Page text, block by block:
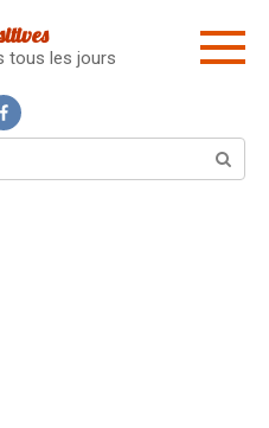
tous les jours